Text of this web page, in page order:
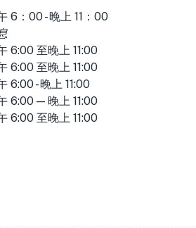
6：00 - 晚上 11：00
6:00 至晚上 11:00
6:00 至晚上 11:00
6:00 - 晚上 11:00
6:00 — 晚上 11:00
6:00 至晚上 11:00